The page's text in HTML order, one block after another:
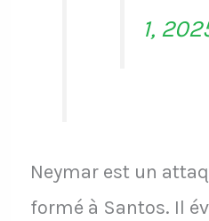
1,
Neymar est un
formé à Santos. Il